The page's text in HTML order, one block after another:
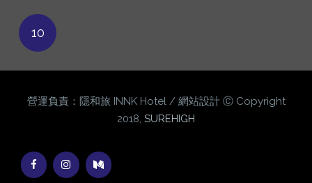
10
營運負責：隱和旅 INNK Hotel / 網站設計 Ⓒ Copyright
2018, SUREHIGH